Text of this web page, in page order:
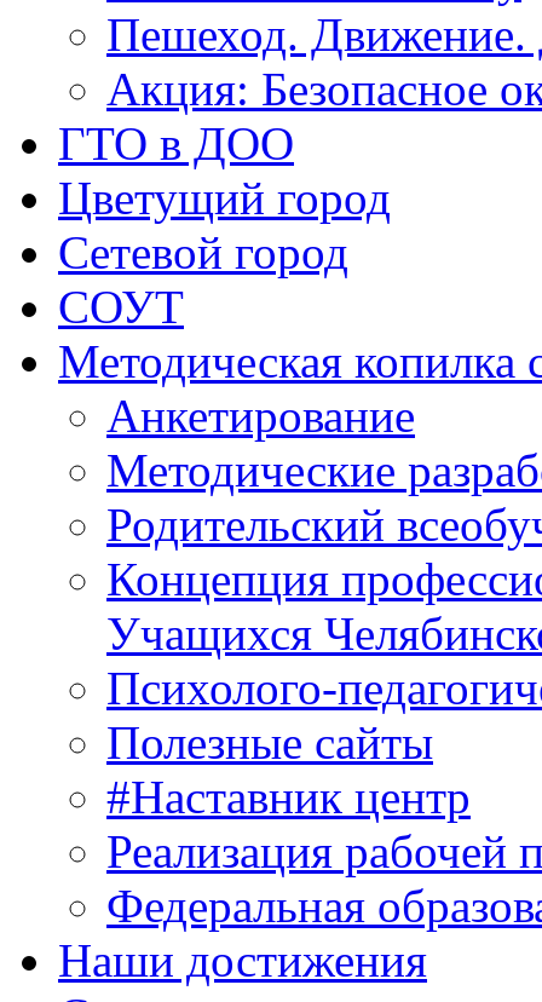
Пешеход. Движение.
Акция: Безопасное
ГТО в ДОО
Цветущий город
Сетевой город
СОУТ
Методическая
Анкетирование
Методические
Родительский
Концепция
Учащихся
Психолого-
Полезные сайты
#Наставник центр
Реализация рабочей
Федеральная
Наши достижения